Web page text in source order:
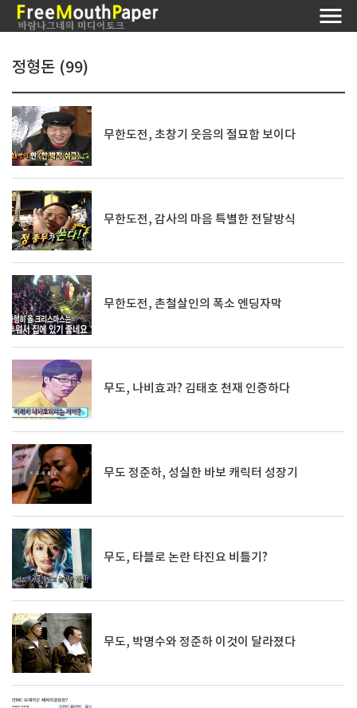
정형돈 (99)
무한도전, 초창기 웃음의 절묘함 보이다
무한도전, 감사의 마음 특별한 전달방식
무한도전, 촌철살인의 폭소 엔딩자막
무도, 나비효과? 김태호 천재 인증하다
무도 정준하, 성실한 바보 캐릭터 성장기
무도, 타블로 논란 타진요 비틀기?
무도, 박명수와 정준하 이것이 달라졌다